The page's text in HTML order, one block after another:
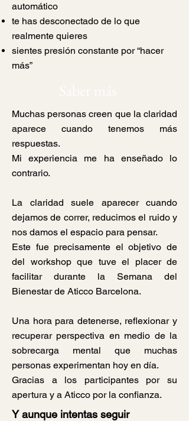
automático
te has desconectado de lo que
realmente quieres
sientes presión constante por “hacer
más”
Muchas personas creen que la claridad
aparece cuando tenemos más
respuestas.
Mi experiencia me ha enseñado lo
contrario.
La claridad suele aparecer cuando
dejamos de correr, reducimos el ruido y
nos damos el espacio para pensar.
Este fue precisamente el objetivo de
del workshop que tuve el placer de
facilitar durante la Semana del
Bienestar de Aticco Barcelona.
Una hora para detenerse, reflexionar y
recuperar perspectiva en medio de la
sobrecarga mental que muchas
personas experimentan hoy en día.
Gracias a los participantes por su
apertura y a Aticco por la confianza.
Y aunque intentas seguir